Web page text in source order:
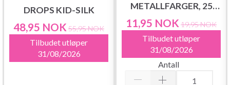
DROPS KID-SILK
48,95 NOK 55,95 NOK
Tilbudet utløper
31/08/2026
METALLFARGER, 25
STK.
11,95 NOK 19,95 NOK
Tilbudet utløper
31/08/2026
Antall